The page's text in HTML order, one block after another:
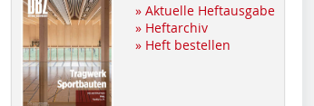
» Aktuelle Heftausgabe
» Heftarchiv
» Heft bestellen